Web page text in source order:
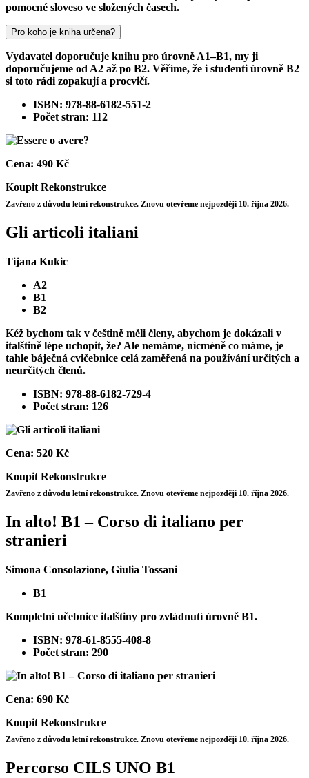
pomocné sloveso ve složených časech.
Pro koho je kniha určena?
Vydavatel doporučuje knihu pro úrovně A1–B1, my ji
doporučujeme od A2 až po B2. Věříme, že i studenti úrovně B2
si toto rádi zopakují a procvičí.
ISBN: 978-88-6182-551-2
Počet stran: 112
Cena: 490 Kč
Koupit Rekonstrukce
Zavřeno z důvodu letní rekonstrukce. Znovu otevřeme nejpozději 10. října 2026.
Gli articoli italiani
Tijana Kukic
A2
B1
B2
Kéž bychom tak v češtině měli členy, abychom je dokázali v
italštině lépe uchopit, že? Ale nemáme, nicméně co máme, je
tahle báječná cvičebnice celá zaměřená na používání určitých a
neurčitých členů.
ISBN: 978-88-6182-729-4
Počet stran: 126
Cena: 520 Kč
Koupit Rekonstrukce
Zavřeno z důvodu letní rekonstrukce. Znovu otevřeme nejpozději 10. října 2026.
In alto! Β1 – Corso di italiano per
stranieri
Simona Consolazione, Giulia Tossani
B1
Kompletní učebnice italštiny pro zvládnutí úrovně B1.
ISBN: 978-61-8555-408-8
Počet stran: 290
Cena: 690 Kč
Koupit Rekonstrukce
Zavřeno z důvodu letní rekonstrukce. Znovu otevřeme nejpozději 10. října 2026.
Percorso CILS UNO B1